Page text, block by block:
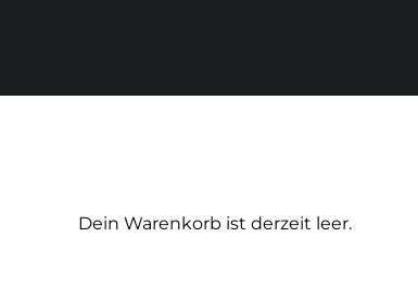
Dein Warenkorb ist derzeit leer.